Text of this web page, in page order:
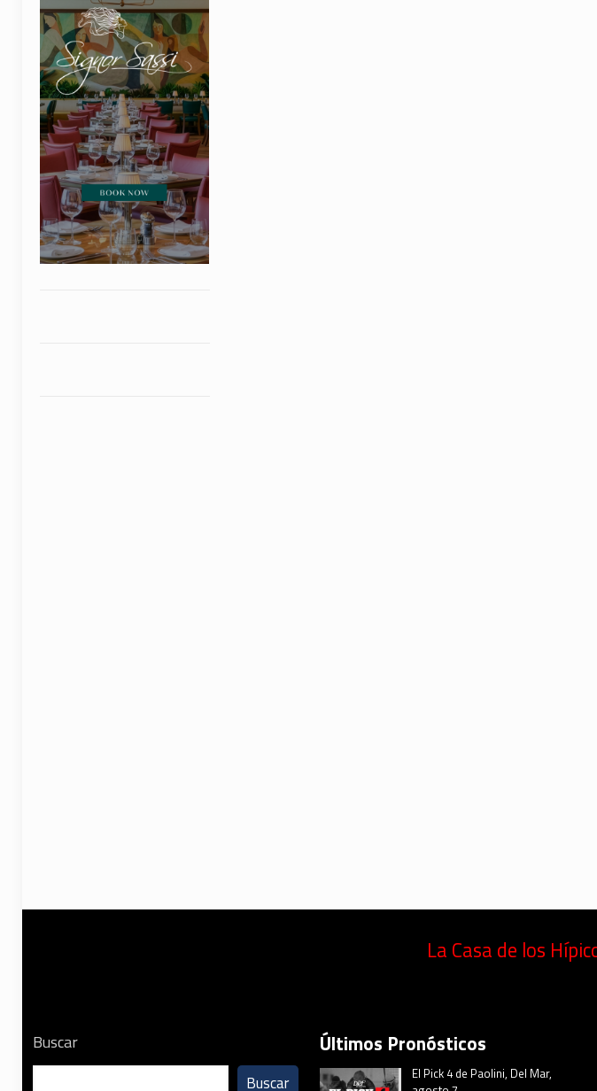
La Casa de los
Buscar
Buscar
Últimos Pronósticos
El Pick 4 de Paolini, Del Mar,